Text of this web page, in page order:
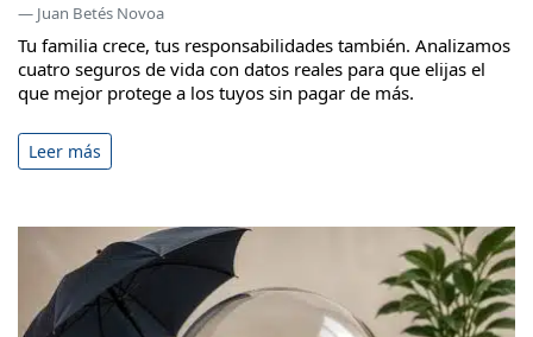
— Juan Betés Novoa
Tu familia crece, tus responsabilidades también. Analizamos
cuatro seguros de vida con datos reales para que elijas el
que mejor protege a los tuyos sin pagar de más.
Leer más